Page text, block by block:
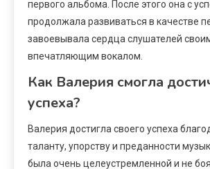
первого альбома. После этого она с
продолжала развиваться в качестве
завоевывала сердца слушателей
впечатляющим вокалом.
Как Валерия смогла
успеха?
Валерия достигла своего успеха
таланту, упорству и преданности
была очень целеустремленной и не